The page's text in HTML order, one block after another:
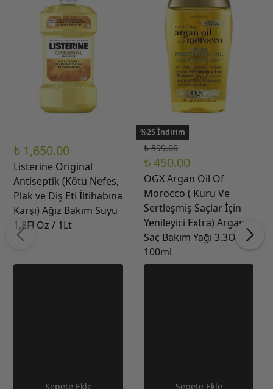
₺ 1,650.00
Listerine Original
Antiseptik (Kötü Nefes,
Plak ve Diş Eti İltihabına
Karşı) Ağız Bakım Suyu
1,8Fl Oz / 1Lt
Sepete Ekle
%25 İndirim
₺ 599.00
₺ 450.00
OGX Argan Oil Of
Morocco ( Kuru Ve
Sertleşmiş Saçlar İçin
Yenileyici Extra) Argan
Saç Bakım Yağı 3.3Oz /
100ml
Sepete Ekle